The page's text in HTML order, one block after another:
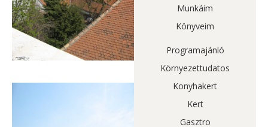
Munkáim
Könyveim
Programajánló
Környezettudatos
Konyhakert
Kert
Gasztro